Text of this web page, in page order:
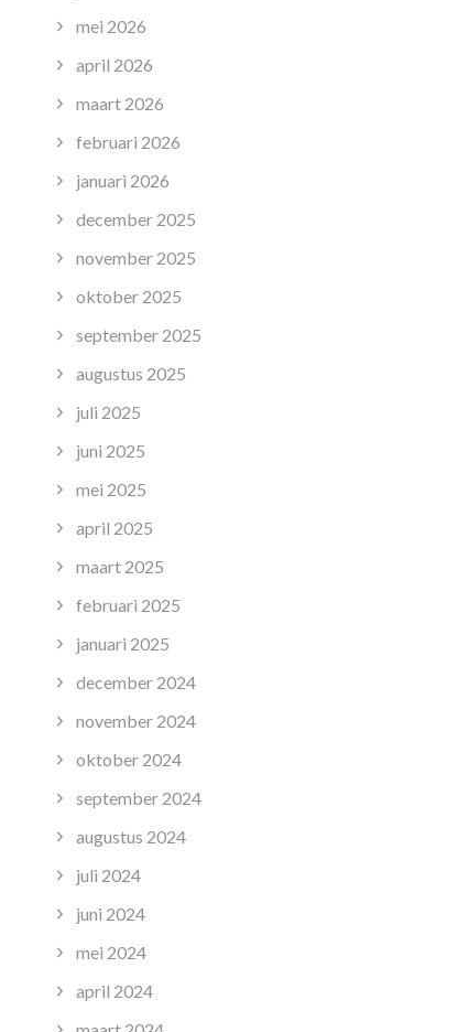
mei 2026
april 2026
maart 2026
februari 2026
januari 2026
december 2025
november 2025
oktober 2025
september 2025
augustus 2025
juli 2025
juni 2025
mei 2025
april 2025
maart 2025
februari 2025
januari 2025
december 2024
november 2024
oktober 2024
september 2024
augustus 2024
juli 2024
juni 2024
mei 2024
april 2024